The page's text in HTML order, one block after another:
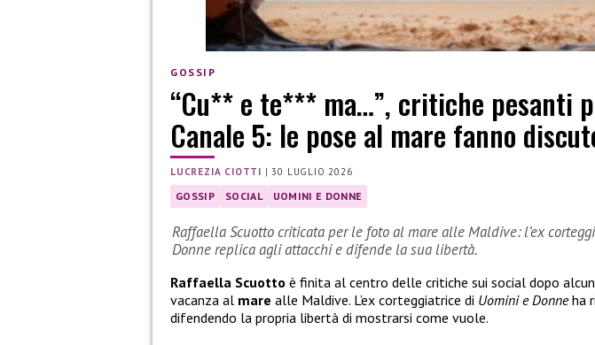
GOSSIP
“Cu** e te*** ma…”, critiche pesanti
Canale 5: le pose al mare fanno
LUCREZIA CIOTTI |30 LUGLIO 2026
GOSSIP SOCIAL UOMINI E DONNE
Raffaella Scuotto criticata per le foto al mare alle Maldive: l’ex
Donne replica agli attacchi e difende la sua libertà.
Raffaella Scuotto è finita al centro delle critiche sui social dopo
vacanza al mare alle Maldive. L’ex corteggiatrice di Uomini e Donneha
difendendo la propria libertà di mostrarsi come vuole.